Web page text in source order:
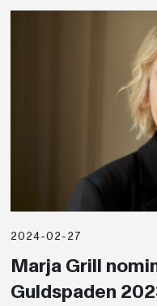
2024-02-27
Marja Grill
Guldspaden